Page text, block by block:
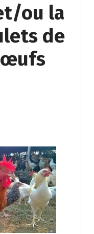
ou la
de
œufs